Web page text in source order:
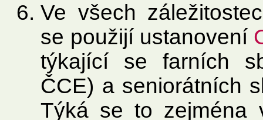
Ve všech
se použijí ustanovení
týkající se farních
ČCE) a seniorátních
Týká se to zejména